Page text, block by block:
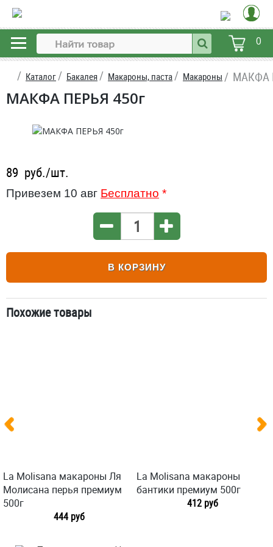
0
Каталог Бакалея Макароны, паста Макароны МАКФА
МАКФА ПЕРЬЯ 450г
89 руб./шт.
Привезем 10 авг Бесплатно *
В КОРЗИНУ
Похожие товары
La Molisana макароны Ля
Молисана перья премиум
500г
444 руб
La Molisana макароны
бантики премиум 500г
412 руб